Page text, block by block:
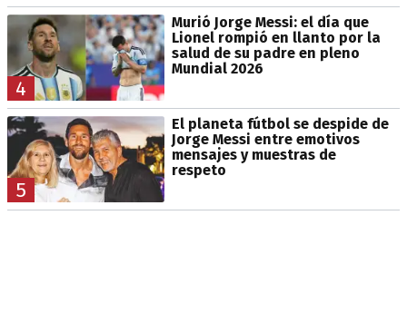
4
Murió Jorge Messi: el día que
Lionel rompió en llanto por la
salud de su padre en pleno
Mundial 2026
5
El planeta fútbol se despide de
Jorge Messi entre emotivos
mensajes y muestras de
respeto